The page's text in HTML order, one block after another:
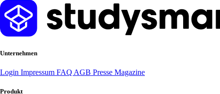
Unternehmen
Login Impressum FAQ AGB Presse Magazine
Produkt